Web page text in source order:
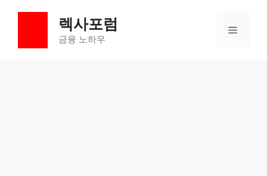
렉사포럼
금융 노하우
메